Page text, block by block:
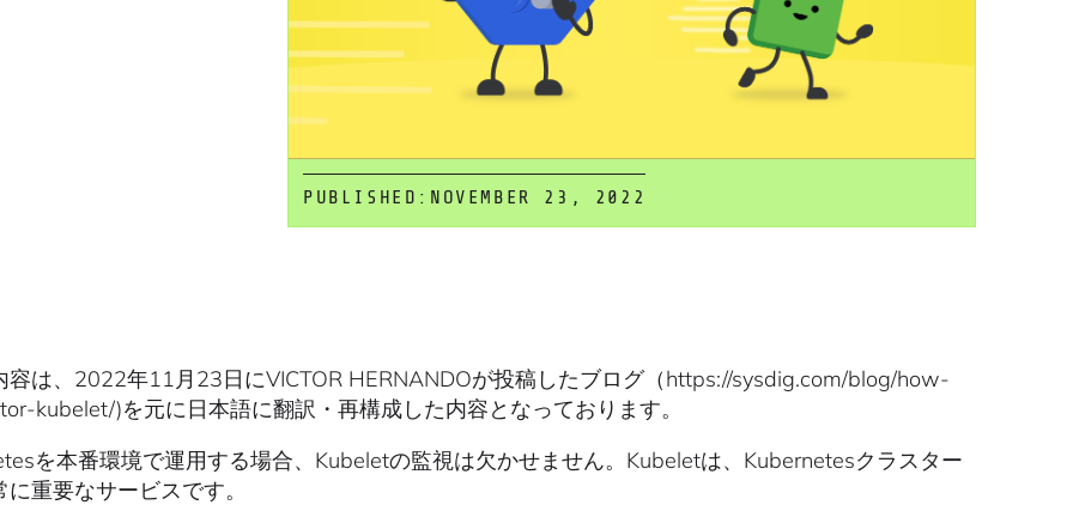
PUBLISHED: NOVEMBER 23, 2022
容は、2022年11月23日にVICTOR HERNANDOが投稿したブログ（https://sysdig.com/blog/how-
kubelet/)を元に日本語に翻訳・再構成した内容となっております。
を本番環境で運用する場合、Kubeletの監視は欠かせません。Kubeletは、Kubernetesクラスター
重要なサービスです。